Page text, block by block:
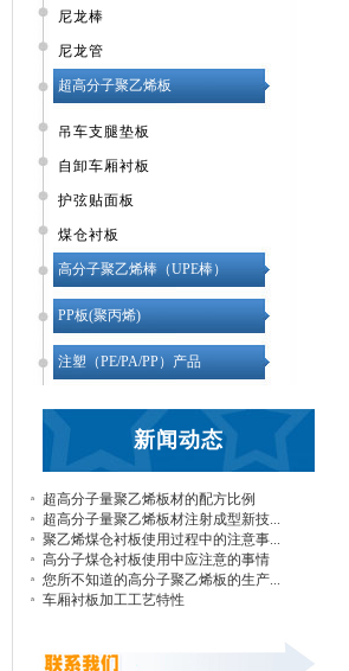
尼龙棒
尼龙管
超高分子聚乙烯板
吊车支腿垫板
自卸车厢衬板
护弦贴面板
煤仓衬板
高分子聚乙烯棒（UPE棒）
PP板(聚丙烯)
注塑（PE/PA/PP）产品
新闻动态
超高分子量聚乙烯板材的配方比例
超高分子量聚乙烯板材注射成型新技...
聚乙烯煤仓衬板使用过程中的注意事...
高分子煤仓衬板使用中应注意的事情
您所不知道的高分子聚乙烯板的生产...
车厢衬板加工工艺特性